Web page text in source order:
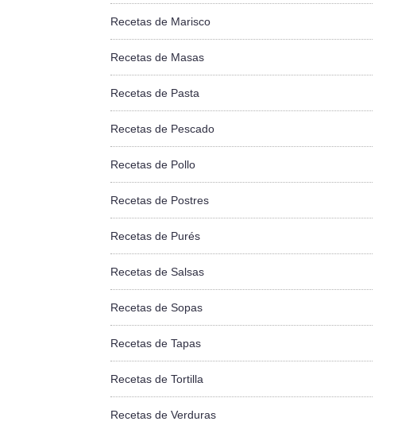
Recetas de Marisco
Recetas de Masas
Recetas de Pasta
Recetas de Pescado
Recetas de Pollo
Recetas de Postres
Recetas de Purés
Recetas de Salsas
Recetas de Sopas
Recetas de Tapas
Recetas de Tortilla
Recetas de Verduras